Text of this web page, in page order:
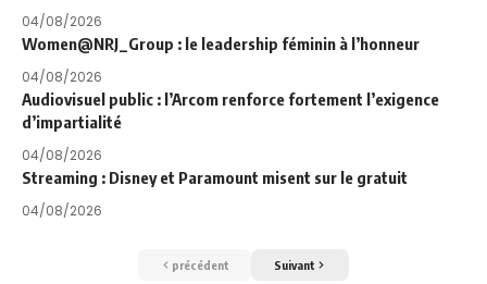
04/08/2026
Women@NRJ_Group : le leadership féminin à l’honneur
04/08/2026
Audiovisuel public : l’Arcom renforce fortement l’exigence
d’impartialité
04/08/2026
Streaming : Disney et Paramount misent sur le gratuit
04/08/2026
précédent Suivant